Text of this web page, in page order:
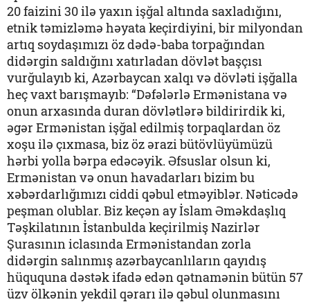
20 faizini 30 ilə yaxın işğal altında saxladığını,
etnik təmizləmə həyata keçirdiyini, bir milyondan
artıq soydaşımızı öz dədə-baba torpağından
didərgin saldığını xatırladan dövlət başçısı
vurğulayıb ki, Azərbaycan xalqı və dövləti işğalla
heç vaxt barışmayıb: “Dəfələrlə Ermənistana və
onun arxasında duran dövlətlərə bildirirdik ki,
əgər Ermənistan işğal edilmiş torpaqlardan öz
xoşu ilə çıxmasa, biz öz ərazi bütövlüyümüzü
hərbi yolla bərpa edəcəyik. Əfsuslar olsun ki,
Ermənistan və onun havadarları bizim bu
xəbərdarlığımızı ciddi qəbul etməyiblər. Nəticədə
peşman olublar. Biz keçən ay İslam Əməkdaşlıq
Təşkilatının İstanbulda keçirilmiş Nazirlər
Şurasının iclasında Ermənistandan zorla
didərgin salınmış azərbaycanlıların qayıdış
hüququna dəstək ifadə edən qətnamənin bütün 57
üzv ölkənin yekdil qərarı ilə qəbul olunmasını